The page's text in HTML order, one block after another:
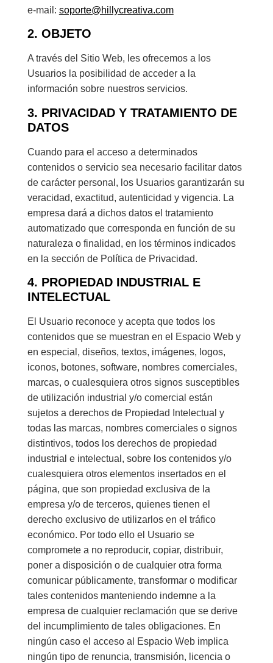
e-mail: soporte@hillycreativa.com
2. OBJETO
A través del Sitio Web, les ofrecemos a los
Usuarios la posibilidad de acceder a la
información sobre nuestros servicios.
3. PRIVACIDAD Y TRATAMIENTO DE
DATOS
Cuando para el acceso a determinados
contenidos o servicio sea necesario facilitar datos
de carácter personal, los Usuarios garantizarán su
veracidad, exactitud, autenticidad y vigencia. La
empresa dará a dichos datos el tratamiento
automatizado que corresponda en función de su
naturaleza o finalidad, en los términos indicados
en la sección de Política de Privacidad.
4. PROPIEDAD INDUSTRIAL E
INTELECTUAL
El Usuario reconoce y acepta que todos los
contenidos que se muestran en el Espacio Web y
en especial, diseños, textos, imágenes, logos,
iconos, botones, software, nombres comerciales,
marcas, o cualesquiera otros signos susceptibles
de utilización industrial y/o comercial están
sujetos a derechos de Propiedad Intelectual y
todas las marcas, nombres comerciales o signos
distintivos, todos los derechos de propiedad
industrial e intelectual, sobre los contenidos y/o
cualesquiera otros elementos insertados en el
página, que son propiedad exclusiva de la
empresa y/o de terceros, quienes tienen el
derecho exclusivo de utilizarlos en el tráfico
económico. Por todo ello el Usuario se
compromete a no reproducir, copiar, distribuir,
poner a disposición o de cualquier otra forma
comunicar públicamente, transformar o modificar
tales contenidos manteniendo indemne a la
empresa de cualquier reclamación que se derive
del incumplimiento de tales obligaciones. En
ningún caso el acceso al Espacio Web implica
ningún tipo de renuncia, transmisión, licencia o